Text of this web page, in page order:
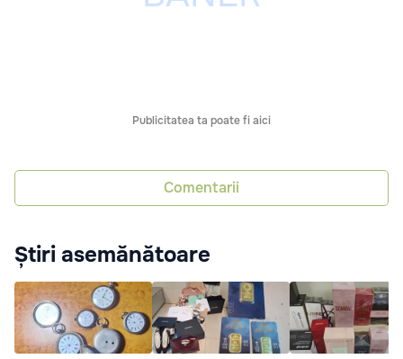
Publicitatea ta poate fi aici
Comentarii
Știri asemănătoare